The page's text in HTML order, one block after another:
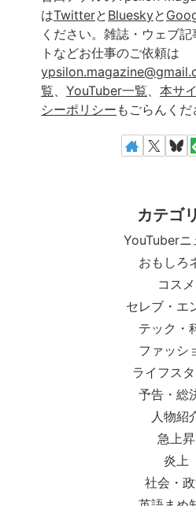
はTwitterと Blueskyと
ください。雑誌・ウェブ
トなどお仕事のご依頼は
覧
YouTuber一覧
本サ
シーポリシー もごらんくだ
カテゴ
YouTuberニ
おもしろ
コスメ
セレブ・エ
テック・
ファッシ
ライフス
予告・総
人物紹
急上昇
炎上
社会・